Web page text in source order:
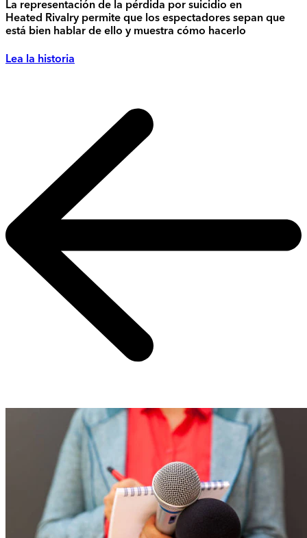
La representación de la pérdida por suicidio en
Heated Rivalry permite que los espectadores sepan que
está bien hablar de ello y muestra cómo hacerlo
Lea la historia